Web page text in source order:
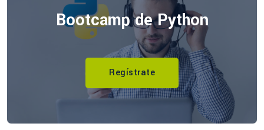
Bootcamp de Python
Regístrate